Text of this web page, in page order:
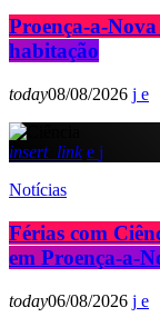
Proença-a-
habitação
today08/08/2026
insert_link
Notícias
Férias com
em Proença-a-
today06/08/2026